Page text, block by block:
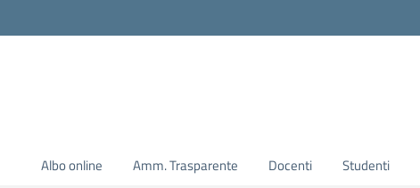
Albo online Amm. Trasparente Docenti Studenti